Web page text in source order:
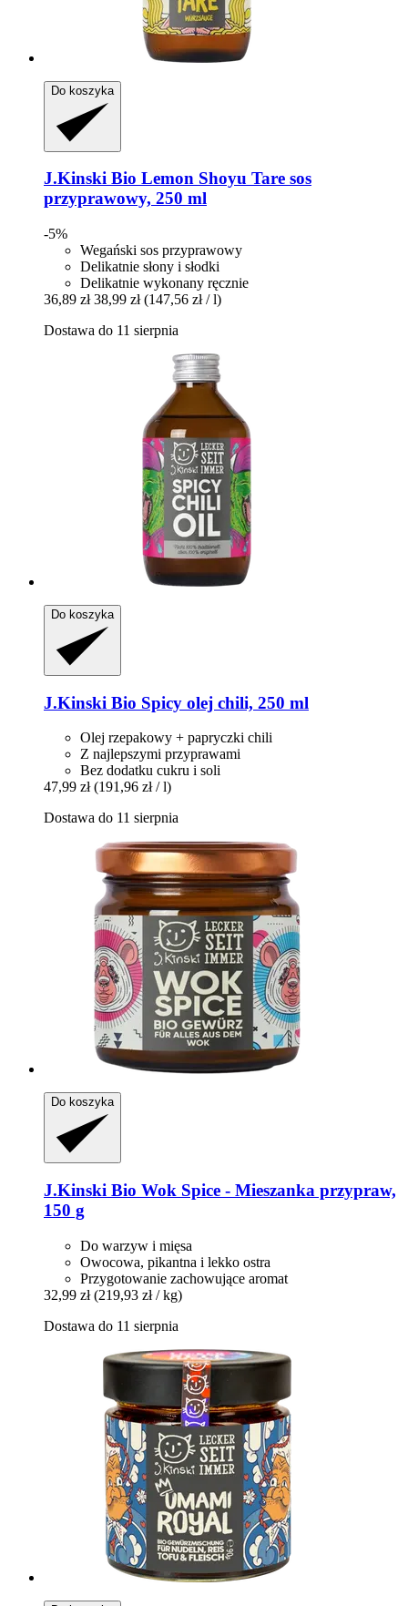
Do koszyka
J.Kinski Bio Lemon Shoyu Tare sos
przyprawowy, 250 ml
-5%
Wegański sos przyprawowy
Delikatnie słony i słodki
Delikatnie wykonany ręcznie
36,89 zł 38,99 zł (147,56 zł / l)
Dostawa do 11 sierpnia
Do koszyka
J.Kinski Bio Spicy olej chili, 250 ml
Olej rzepakowy + papryczki chili
Z najlepszymi przyprawami
Bez dodatku cukru i soli
47,99 zł (191,96 zł / l)
Dostawa do 11 sierpnia
Do koszyka
J.Kinski Bio Wok Spice -​ Mieszanka przypraw,
150 g
Do warzyw i mięsa
Owocowa, pikantna i lekko ostra
Przygotowanie zachowujące aromat
32,99 zł (219,93 zł / kg)
Dostawa do 11 sierpnia